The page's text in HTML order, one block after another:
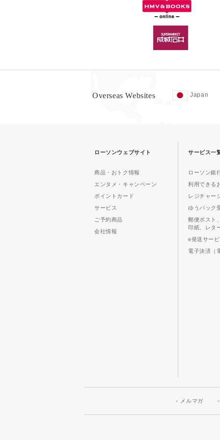
Overseas Websites Japan
ローソンウェブサイト
商品・おトク情報
エンタメ・キャンペーン
ポイントカード
サービス
ご予約商品
会社情報
サービス一
ローソン銀
利用できる
レジチャー
ゆうパック
郵便ポスト
印紙、レタ
e発送サービ
電子決済（
メルマガ